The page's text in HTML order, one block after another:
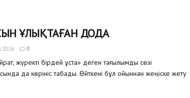
ҰЛЫҚТАҒАН ДОДА
0
жүректі бірдей ұста» деген тағылымды сөзі
да көрініс табады. Өйткені бұл ойыннан жеңіске жету